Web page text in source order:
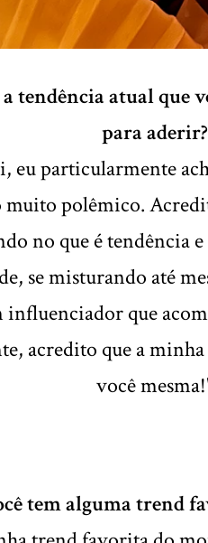
tendência atual que
para aderir?
eu particularmente
muito polêmico.
no que é tendência
se misturando até
influenciador que
acredito que a
você
tem alguma trend